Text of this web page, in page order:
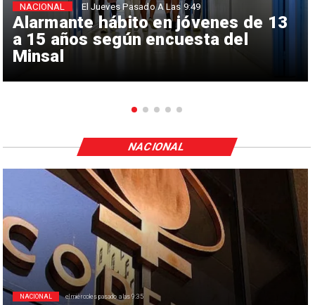
Alarmante hábito en jóvenes de 13
a 15 años según encuesta del
Minsal
NACIONAL El Jueves Pasado A Las 9:49
NACIONAL el miércoles pasado a las 9:35
NACIONAL